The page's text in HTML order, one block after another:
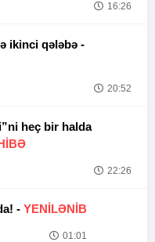
16:26
Tofiq Musayevdən UFC-də ikinci qələbə -
20:52
heç bir halda
22:26
- YENİLƏNİB
01:01